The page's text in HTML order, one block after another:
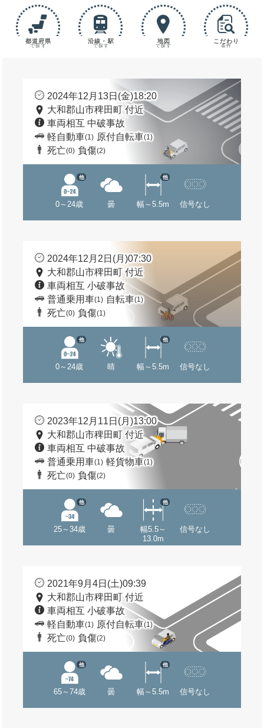
都道府県
で探す
沿線・駅
で探す
地図
で探す
こだわり
条件
2024年12月13日(金)18:20
大和郡山市稗田町 付近
車両相互 中破事故
軽自動車(1) 原付自転車(1)
死亡(0) 負傷(2)
0～24歳
他
曇 幅～5.5m
他
信号なし
2024年12月2日(月)07:30
大和郡山市稗田町 付近
車両相互 小破事故
普通乗用車(1) 自転車(1)
死亡(0) 負傷(1)
0～24歳
他
晴 幅～5.5m
他
信号なし
2023年12月11日(月)13:00
大和郡山市稗田町 付近
車両相互 中破事故
普通乗用車(1) 軽貨物車(1)
死亡(0) 負傷(2)
25～34歳
他
曇
幅5.5～
13.0m
他
信号なし
2021年9月4日(土)09:39
大和郡山市稗田町 付近
車両相互 小破事故
軽自動車(1) 原付自転車(1)
死亡(0) 負傷(2)
65～74歳
他
曇 幅～5.5m
他
信号なし